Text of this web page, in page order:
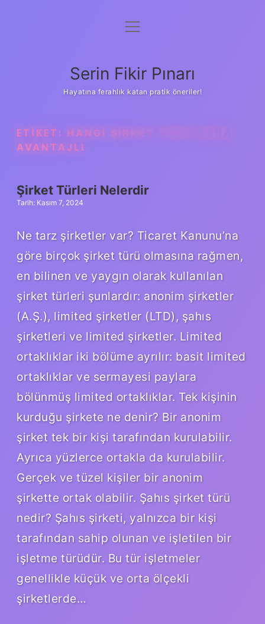
Gizlilik Politikası
Yasal Uyarı
menüyü
Serin Fikir Pınarı
Hayatına ferahlık katan pratik öneriler!
ETIKET: HANGI ŞIRKET TÜRÜ DAHA
AVANTAJLI
Şirket Türleri Nelerdir
Tarih: Kasım 7, 2024
Ne tarz şirketler var? Ticaret Kanunu’na
göre birçok şirket türü olmasına rağmen,
en bilinen ve yaygın olarak kullanılan
şirket türleri şunlardır: anonim şirketler
(A.Ş.), limited şirketler (LTD), şahıs
şirketleri ve limited şirketler. Limited
ortaklıklar iki bölüme ayrılır: basit limited
ortaklıklar ve sermayesi paylara
bölünmüş limited ortaklıklar. Tek kişinin
kurduğu şirkete ne denir? Bir anonim
şirket tek bir kişi tarafından kurulabilir.
Ayrıca yüzlerce ortakla da kurulabilir.
Gerçek ve tüzel kişiler bir anonim
şirkette ortak olabilir. Şahıs şirket türü
nedir? Şahıs şirketi, yalnızca bir kişi
tarafından sahip olunan ve işletilen bir
işletme türüdür. Bu tür işletmeler
genellikle küçük ve orta ölçekli
şirketlerde…